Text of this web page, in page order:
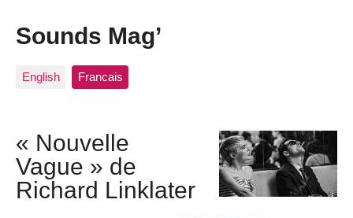
Sounds Mag’
English Francais
« Nouvelle
Vague » de
Richard Linklater